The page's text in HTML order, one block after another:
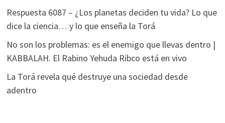
Respuesta 6087 – ¿Los planetas deciden tu vida? Lo que
dice la ciencia… y lo que enseña la Torá
No son los problemas: es el enemigo que llevas dentro |
KABBALAH. El Rabino Yehuda Ribco está en vivo
La Torá revela qué destruye una sociedad desde
adentro